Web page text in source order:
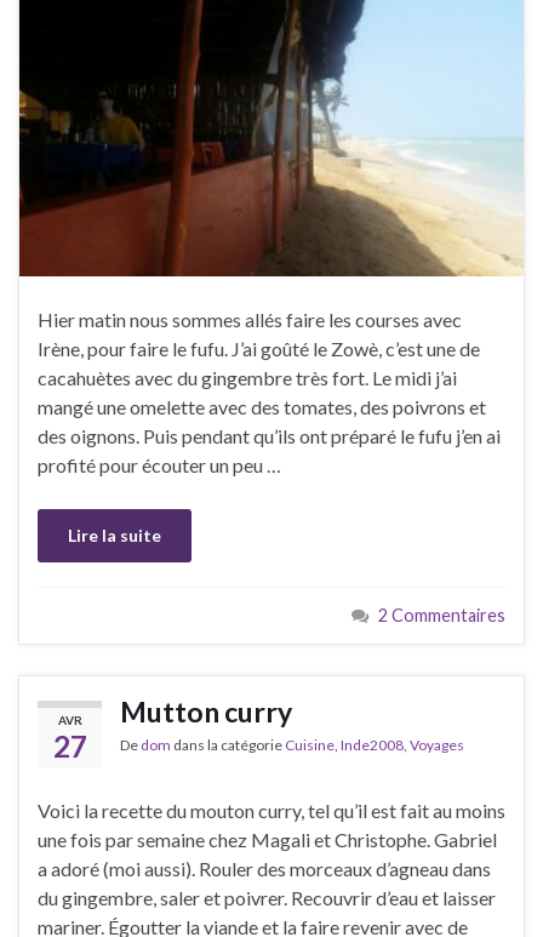
Hier matin nous sommes allés faire les courses avec
Irène, pour faire le fufu. J’ai goûté le Zowè, c’est une de
cacahuètes avec du gingembre très fort. Le midi j’ai
mangé une omelette avec des tomates, des poivrons et
des oignons. Puis pendant qu’ils ont préparé le fufu j’en ai
profité pour écouter un peu …
Lire la suite
2 Commentaires
AVR
27
Mutton curry
De dom dans la catégorie Cuisine, Inde2008, Voyages
Voici la recette du mouton curry, tel qu’il est fait au moins
une fois par semaine chez Magali et Christophe. Gabriel
a adoré (moi aussi). Rouler des morceaux d’agneau dans
du gingembre, saler et poivrer. Recouvrir d’eau et laisser
mariner. Égoutter la viande et la faire revenir avec de